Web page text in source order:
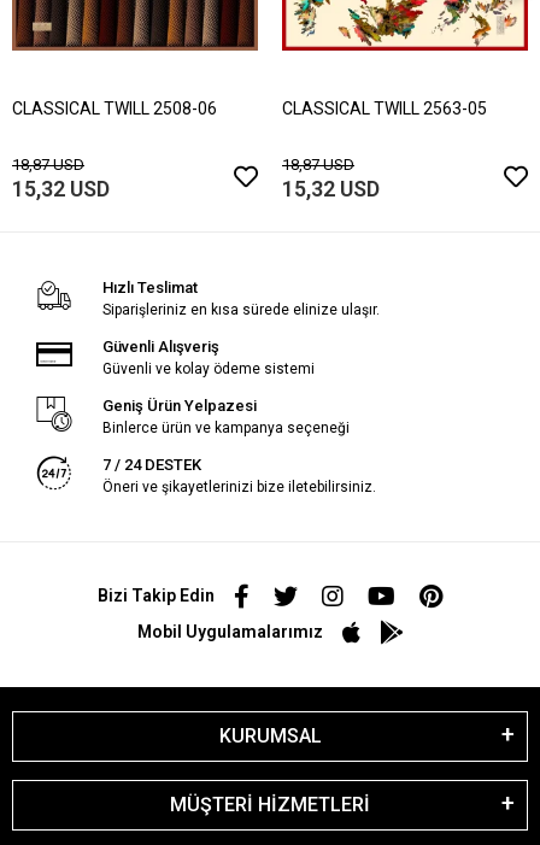
CLASSICAL TWILL 2508-06
18,87 USD
15,32 USD
CLASSICAL TWILL 2563-05
18,87 USD
15,32 USD
Hızlı Teslimat
Siparişleriniz en kısa sürede elinize ulaşır.
Güvenli Alışveriş
Güvenli ve kolay ödeme sistemi
Geniş Ürün Yelpazesi
Binlerce ürün ve kampanya seçeneği
7 / 24 DESTEK
Öneri ve şikayetlerinizi bize iletebilirsiniz.
Bizi Takip Edin
Mobil Uygulamalarımız
KURUMSAL
MÜŞTERİ HİZMETLERİ